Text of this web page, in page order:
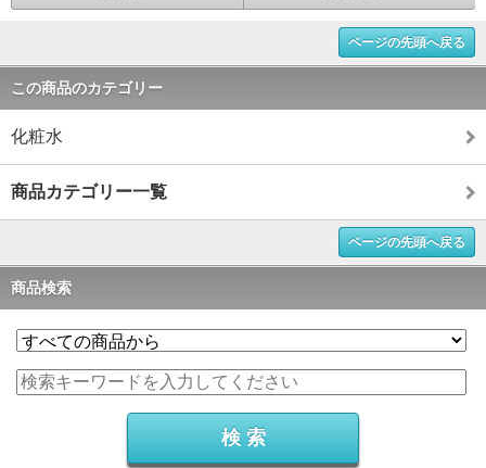
ページの先頭へ戻る
この商品のカテゴリー
化粧水
商品カテゴリー一覧
ページの先頭へ戻る
商品検索